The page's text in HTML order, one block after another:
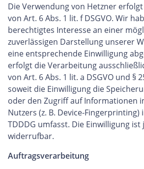
Die Verwendung von Hetzner
von Art. 6 Abs. 1 lit. f DSGVO. Wir
berechtigtes Interesse an einer
zuverlässigen Darstellung unserer
eine entsprechende Einwilligung
erfolgt die Verarbeitung
von Art. 6 Abs. 1 lit. a DSGVO und §
soweit die Einwilligung die
oder den Zugriff auf Informationen
Nutzers (z. B. Device-Fingerprinting)
TDDDG umfasst. Die Einwilligung ist
widerrufbar.
Auftragsverarbeitung